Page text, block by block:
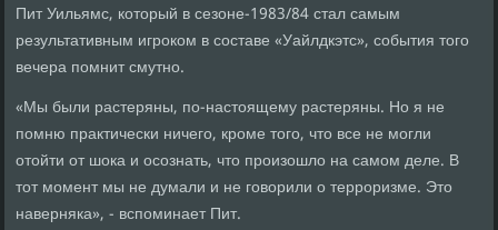
Пит Уильямс, который в сезоне-1983/84 стал самым
результативным игроком в составе «Уайлдкэтс», события того
вечера помнит смутно.
«Мы были растеряны, по-настоящему растеряны. Но я не
помню практически ничего, кроме того, что все не могли
отойти от шока и осознать, что произошло на самом деле. В
тот момент мы не думали и не говорили о терроризме. Это
наверняка», - вспоминает Пит.